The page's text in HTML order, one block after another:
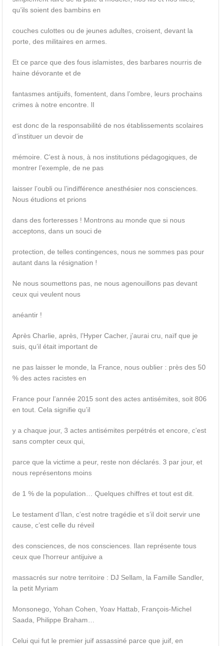
qu’ils soient des bambins en
couches culottes ou de jeunes adultes, croisent, devant la
porte, des militaires en armes.
Et ce parce que des fous islamistes, des barbares nourris de
haine dévorante et de
fantasmes antijuifs, fomentent, dans l’ombre, leurs prochains
crimes à notre encontre. Il
est donc de la responsabilité de nos établissements scolaires
d’instituer un devoir de
mémoire. C’est à nous, à nos institutions pédagogiques, de
montrer l’exemple, de ne pas
laisser l’oubli ou l’indifférence anesthésier nos consciences.
Nous étudions et prions
dans des forteresses ! Montrons au monde que si nous
acceptons, dans un souci de
protection, de telles contingences, nous ne sommes pas pour
autant dans la résignation !
Ne nous soumettons pas, ne nous agenouillons pas devant
ceux qui veulent nous
anéantir !
Après Charlie, après, l’Hyper Cacher, j’aurai cru, naïf que je
suis, qu’il était important de
ne pas laisser le monde, la France, nous oublier : près des 50
% des actes racistes en
France pour l’année 2015 sont des actes antisémites, soit 806
en tout. Cela signifie qu’il
y a chaque jour, 3 actes antisémites perpétrés et encore, c’est
sans compter ceux qui,
parce que la victime a peur, reste non déclarés. 3 par jour, et
nous représentons moins
de 1 % de la population… Quelques chiffres et tout est dit.
Le testament d’Ilan, c’est notre tragédie et s’il doit servir une
cause, c’est celle du réveil
des consciences, de nos consciences. Ilan représente tous
ceux que l’horreur antijuive a
massacrés sur notre territoire : DJ Sellam, la Famille Sandler,
la petit Myriam
Monsonego, Yohan Cohen, Yoav Hattab, François-Michel
Saada, Philippe Braham…
Celui qui fut le premier juif assassiné parce que juif, en